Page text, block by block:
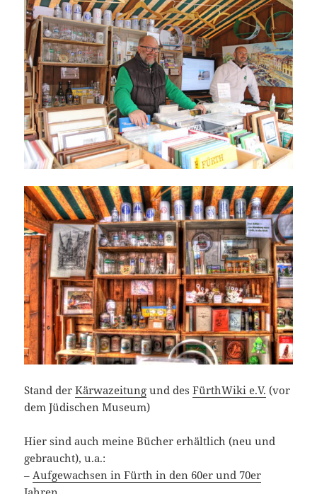
Stand derKärwazeitung und desFürthWiki e.V. (vor
dem Jüdischen Museum)
Hier sind auch meine Bücher erhältlich (neu und
gebraucht), u.a.:
– Aufgewachsen in Fürth in den 60er und 70er